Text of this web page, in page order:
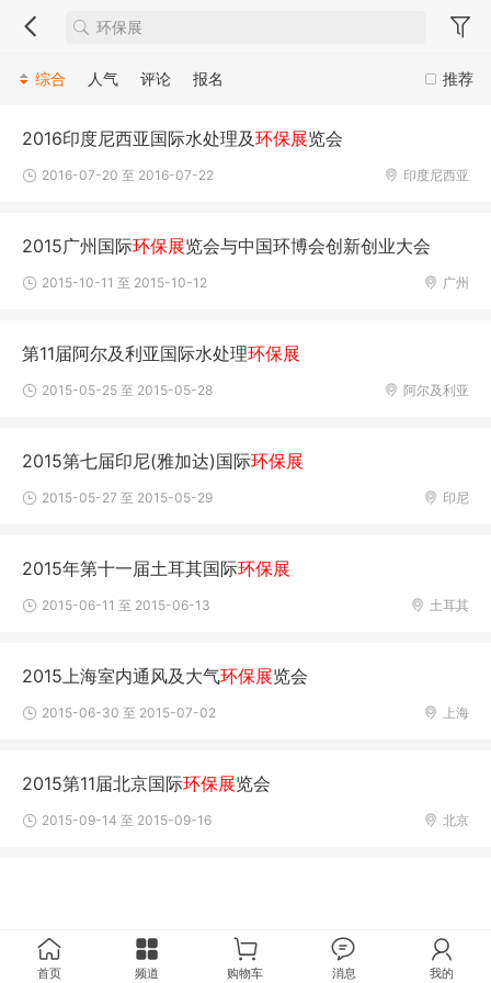
推荐
综合 人气 评论 报名
2016印度尼西亚国际水处理及环保展览会
印度尼西亚
2016-07-20 至 2016-07-22
2015广州国际环保展览会与中国环博会创新创业大会
广州
2015-10-11 至 2015-10-12
第11届阿尔及利亚国际水处理环保展
阿尔及利亚
2015-05-25 至 2015-05-28
2015第七届印尼(雅加达)国际环保展
印尼
2015-05-27 至 2015-05-29
2015年第十一届土耳其国际环保展
土耳其
2015-06-11 至 2015-06-13
2015上海室内通风及大气环保展览会
上海
2015-06-30 至 2015-07-02
2015第11届北京国际环保展览会
北京
2015-09-14 至 2015-09-16
首页 频道 购物车 消息 我的